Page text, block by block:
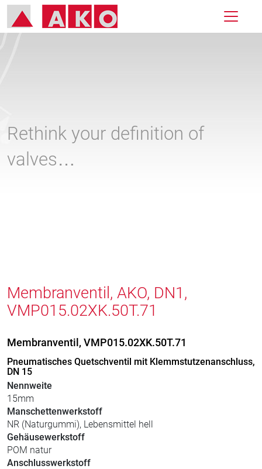
Rethink your definition of
valves…
Membranventil, AKO, DN1,
VMP015.02XK.50T.71
Membranventil, VMP015.02XK.50T.71
Pneumatisches Quetschventil mit Klemmstutzenanschluss,
DN 15
Nennweite
15mm
Manschettenwerkstoff
NR (Naturgummi), Lebensmittel hell
Gehäusewerkstoff
POM natur
Anschlusswerkstoff